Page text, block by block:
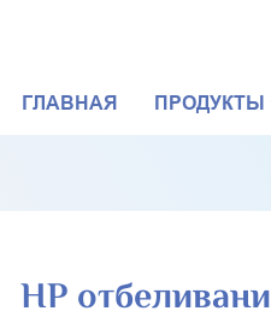
ГЛАВНАЯ ПРОДУКТЫ
HP